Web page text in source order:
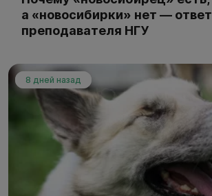
а «новосибирки» нет — ответ
преподавателя НГУ
8 дней назад